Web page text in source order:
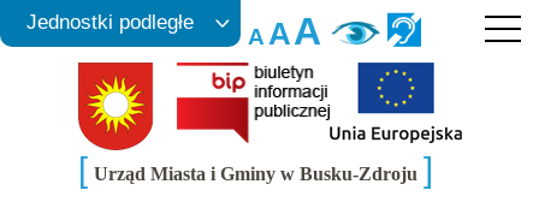
AAA
Jednostki podległe
[ Urząd Miasta i Gminy w Busku-Zdroju ]